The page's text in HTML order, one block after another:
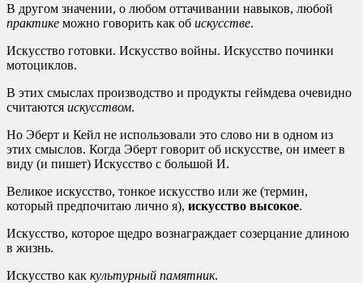
В другом значении, о любом оттачивании навыков, любой
практике можно говорить как об искусстве.
Искусство готовки. Искусство войны. Искусство починки
мотоциклов.
В этих смыслах производство и продукты геймдева очевидно
считаются искусством.
Но Эберт и Кейл не использовали это слово ни в одном из
этих смыслов. Когда Эберт говорит об искусстве, он имеет в
виду (и пишет) Искусство с большой И.
Великое искусство, тонкое искусство или же (термин,
который предпочитаю лично я), искусство высокое.
Искусство, которое щедро вознаграждает созерцание длиною
в жизнь.
Искусство как культурный памятник.